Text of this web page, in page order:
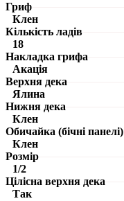
Гриф
Клен
Кількість ладів
18
Накладка грифа
Акація
Верхня дека
Ялина
Нижня дека
Клен
Обичайка (бічні панелі)
Клен
Розмір
1/2
Цілісна верхня дека
Так